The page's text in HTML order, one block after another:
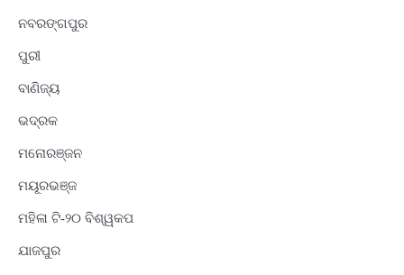
ନବରଙ୍ଗପୁର
ପୁରୀ
ବାଣିଜ୍ୟ
ଭଦ୍ରକ
ମନୋରଞ୍ଜନ
ମୟୂରଭଞ୍ଜ
ମହିଳା ଟି-୨୦ ବିଶ୍ୱକପ
ଯାଜପୁର